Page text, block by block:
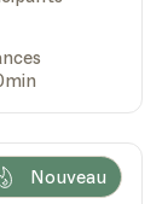
Nouveau